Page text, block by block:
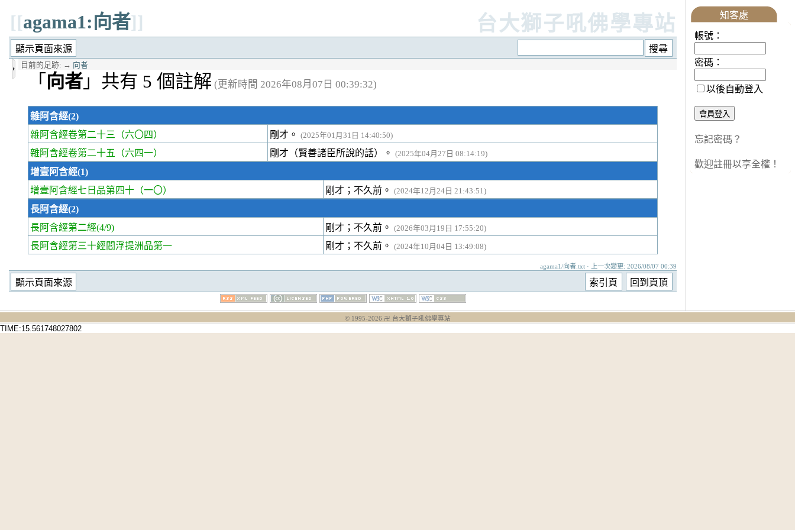
[[agama1:向者]] 台大獅子吼佛學專站
目前的足跡: → 向者
「 向者 」共有 5 個註解 (更新時間 2026年08月07日 00:39:32)
雜阿含經(2)
雜阿含經卷第二十三
（六〇四） 剛才。 (2025年01月31日 14:40:50)
雜阿含經卷第二十五 （六四一） 剛才（賢善諸臣所說的話）。 (2025年04月27日 08:14:19)
增壹阿含經(1)
增壹阿含經七日品第四十 （一〇） 剛才；不久前。 (2024年12月24日 21:43:51)
長阿含經(2)
長阿含經第二經(4/9) 剛才；不久前。 (2026年03月19日 17:55:20)
長阿含經第三十經閻浮提洲品第一 剛才；不久前。 (2024年10月04日 13:49:08)
agama1/向者.txt · 上一次變更: 2026/08/07 00:39
知客處
帳號：
密碼：
以後自動登入
忘記密碼？
歡迎註冊以享全權！
© 1995-2026 卍 台大獅子吼佛學專站
TIME:15.561748027802